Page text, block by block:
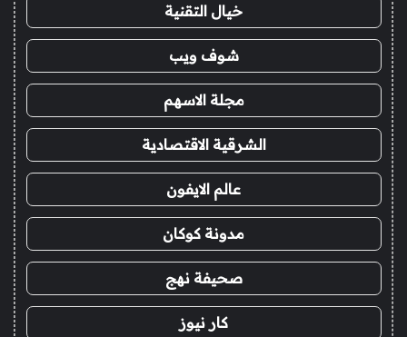
خيال التقنية
شوف ويب
مجلة الاسهم
الشرقية الاقتصادية
عالم الايفون
مدونة كوكان
صحيفة نهج
كار نيوز